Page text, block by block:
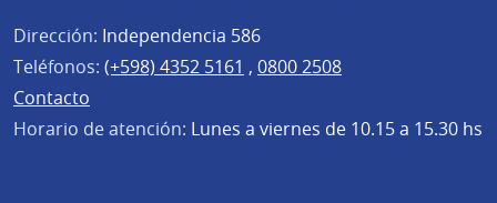
Dirección: Independencia 586
Teléfonos: (+598) 4352 5161 , 0800 2508
Contacto
Horario de atención: Lunes a viernes de 10.15 a 15.30 hs